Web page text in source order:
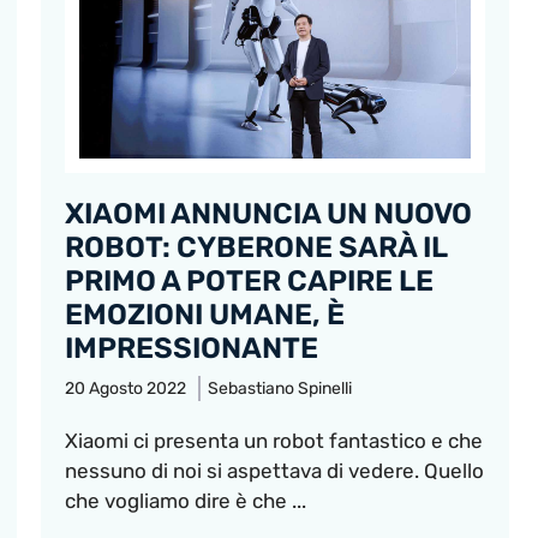
XIAOMI ANNUNCIA UN NUOVO
ROBOT: CYBERONE SARÀ IL
PRIMO A POTER CAPIRE LE
EMOZIONI UMANE, È
IMPRESSIONANTE
20 Agosto 2022 Sebastiano Spinelli
Xiaomi ci presenta un robot fantastico e che
nessuno di noi si aspettava di vedere. Quello
che vogliamo dire è che ...